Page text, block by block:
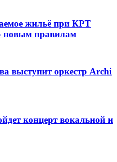
жильё при КРТ
новым правилам
выступит оркестр Archi
концерт вокальной и